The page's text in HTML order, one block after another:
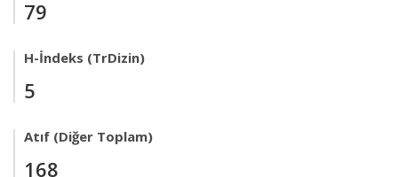
79
H-İndeks (TrDizin)
5
Atıf (Diğer Toplam)
168